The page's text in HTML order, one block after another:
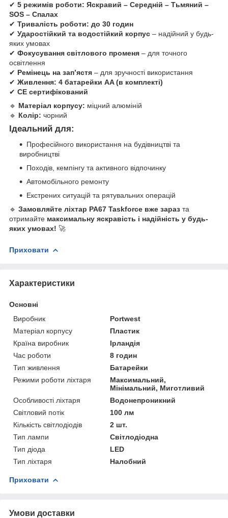
✔ 5 режимів роботи: Яскравий – Середній – Тьмяний –
SOS – Спалах
✔ Тривалість роботи: до 30 годин
✔ Ударостійкий та водостійкий корпус – надійний у будь-
яких умовах
✔ Фокусування світлового променя – для точного
освітлення
✔ Ремінець на зап’ястя – для зручності використання
✔ Живлення: 4 батарейки AA (в комплекті)
✔ CE сертифікований
🔹 Матеріал корпусу: міцний алюміній
🔹 Колір: чорний
Ідеальний для:
Професійного використання на будівництві та
виробництві
Походів, кемпінгу та активного відпочинку
Автомобільного ремонту
Екстрених ситуацій та рятувальних операцій
🔹 Замовляйте ліхтар PA67 Taskforce вже зараз та
отримайте максимальну яскравість і надійність у будь-
яких умовах! 🚀
Приховати
Характеристики
Основні
Виробник
Portwest
Матеріал корпусу
Пластик
Країна виробник
Ірландія
Час роботи
8 годин
Тип живлення
Батарейки
Режими роботи ліхтаря
Максимальний,
Мінімальний, Миготливий
Особливості ліхтаря
Водонепроникний
Світловий потік
100 лм
Кількість світлодіодів
2 шт.
Тип лампи
Світлодіодна
Тип діода
LED
Тип ліхтаря
Налобний
Приховати
Умови доставки